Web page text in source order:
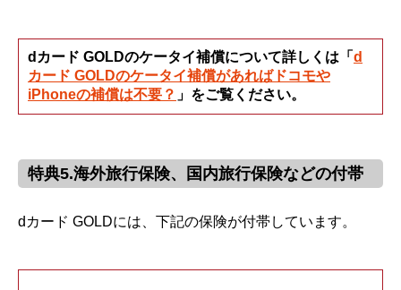
dカード GOLDのケータイ補償について詳しくは「 d
カード GOLDのケータイ補償があればドコモや
iPhoneの補償は不要？ 」をご覧ください。
特典5.海外旅行保険、国内旅行保険などの付帯
dカード GOLDには、下記の保険が付帯しています。